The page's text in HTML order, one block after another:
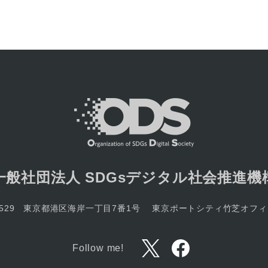
般社団法人 SDGsデジタル社会推進機
東京都港区海岸一丁目7番1号 東京ポートシティ竹芝オフ
Follow me!